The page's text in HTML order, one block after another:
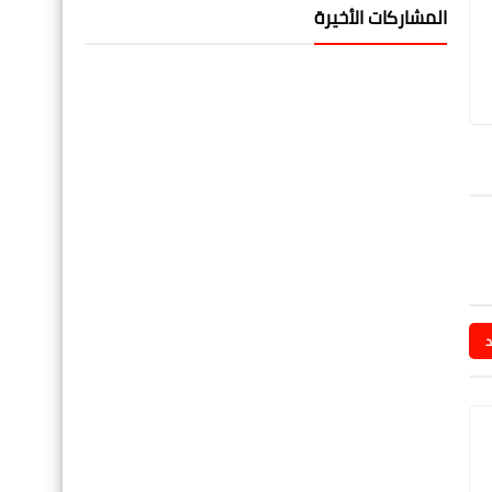
المشاركات الأخيرة